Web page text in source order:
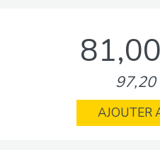
97,20
AJOUTER